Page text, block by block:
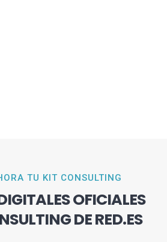
TU KIT CONSULTING
OFICIALES
DE RED.ES